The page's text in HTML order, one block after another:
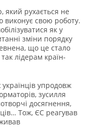
який рухається не
виконує свою роботу.
як у
зміни порядку
що це стало
лідерам країн-
упродовж
зусилля
досягнення,
Тож, ЄС реагував